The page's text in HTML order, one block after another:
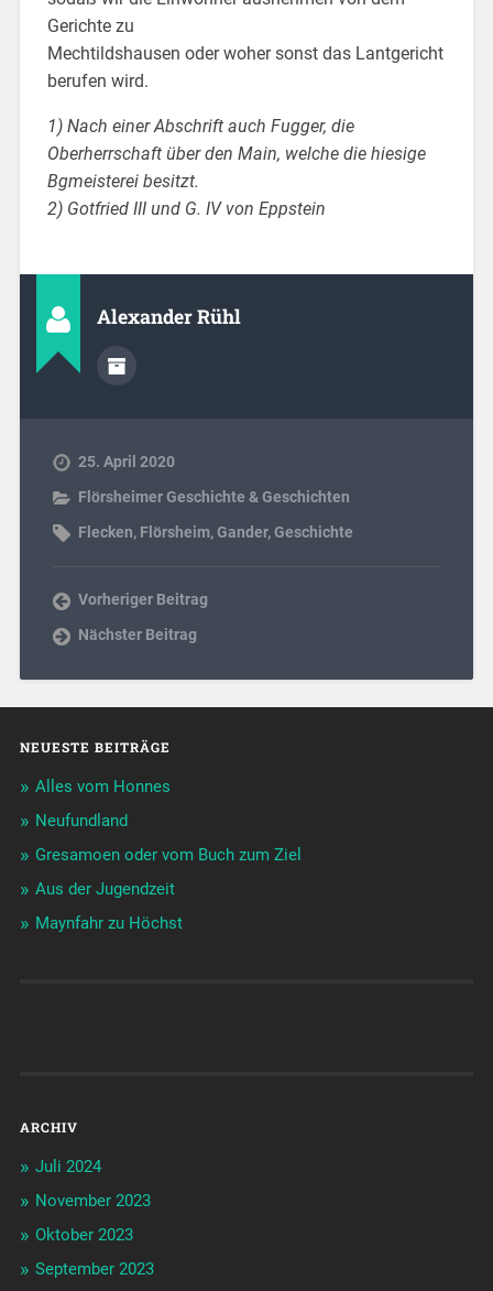
Gerichte zu
Mechtildshausen oder woher sonst das Lantgericht
berufen wird.
1) Nach einer Abschrift auch Fugger, die
Oberherrschaft über den Main, welche die hiesige
Bgmeisterei besitzt.
2) Gotfried III und G. IV von Eppstein
Alexander Rühl
25. April 2020
Flörsheimer Geschichte & Geschichten
Flecken, Flörsheim,Gander,Geschichte
Vorheriger Beitrag
Nächster Beitrag
NEUESTE BEITRÄGE
Alles vom Honnes
Neufundland
Gresamoen oder vom Buch zum Ziel
Aus der Jugendzeit
Maynfahr zu Höchst
ARCHIV
Juli 2024
November 2023
Oktober 2023
September 2023